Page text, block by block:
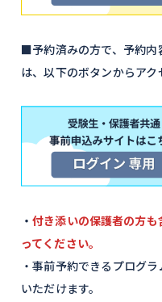
■予約済みの方で、予約内
は、以下のボタンからアク
・付き添いの保護者の方
ってください。
・事前予約できるプログラ
いただけます。